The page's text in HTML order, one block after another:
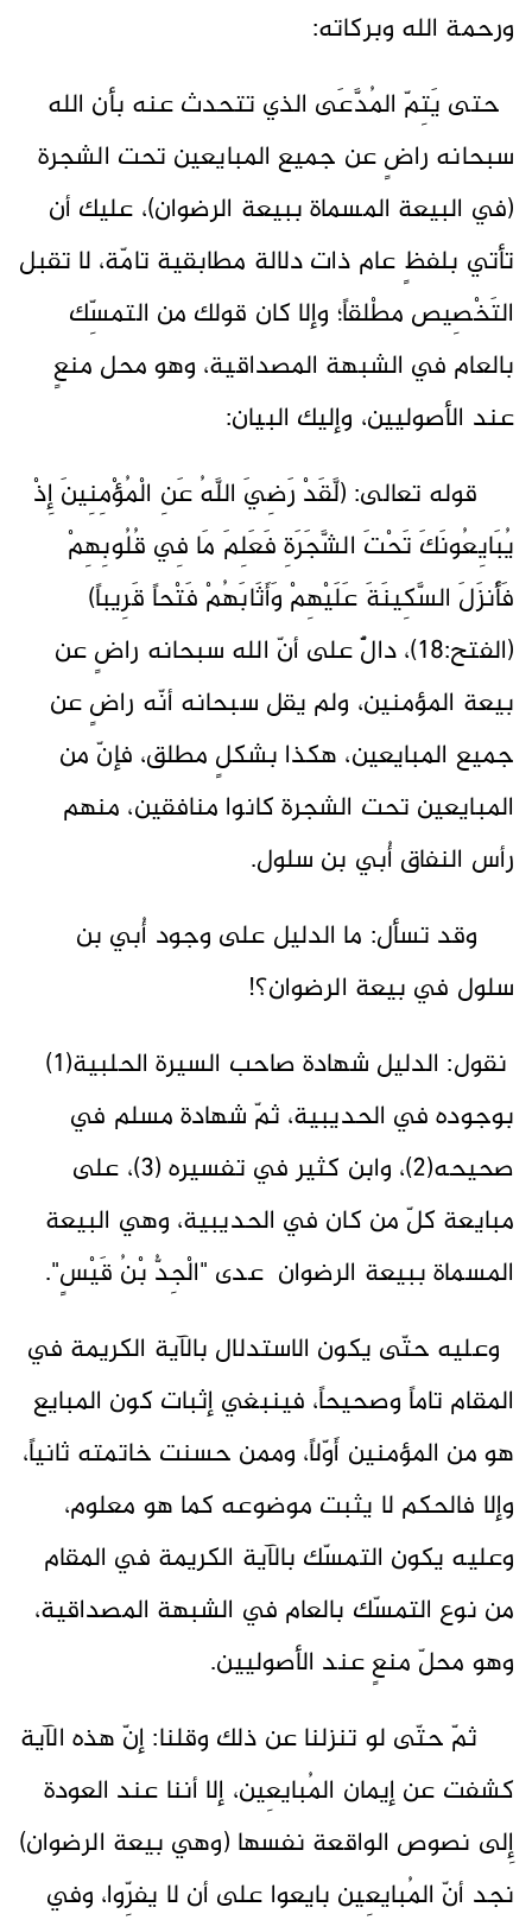
ورحمة الله وبركاته:
حتى يَتِمّ المُدَّعَى الذي تتحدث عنه بأن الله
سبحانه راضٍ عن جميع المبايعين تحت الشجرة
(في البيعة المسماة ببيعة الرضوان)، عليك أن
تأتي بلفظٍ عام ذات دلالة مطابقية تامّة، لا تقبل
التَخْصِيص مطْلقاً؛ وإلا كان قولك من التمسِّك
بالعام في الشبهة المصداقية، وهو محل منعٍ
عند الأصوليين، وإليك البيان:
قوله تعالى: (لَّقَدْ رَضِيَ اللَّهُ عَنِ الْمُؤْمِنِينَ إِذْ
يُبَايِعُونَكَ تَحْتَ الشَّجَرَةِ فَعَلِمَ مَا فِي قُلُوبِهِمْ
فَأَنزَلَ السَّكِينَةَ عَلَيْهِمْ وَأَثَابَهُمْ فَتْحاً قَرِيباً)
(الفتح:18)، دالٌّ على أنّ الله سبحانه راضٍ عن
بيعة المؤمنين، ولم يقل سبحانه أنّه راضٍ عن
جميع المبايعين، هكذا بشكلٍ مطلق، فإنّ من
المبايعين تحت الشجرة كانوا منافقين، منهم
رأس النفاق أُبي بن سلول.
وقد تسأل: ما الدليل على وجود أُبي بن
سلول في بيعة الرضوان؟!
نقول: الدليل شهادة صاحب السيرة الحلبية(1)
بوجوده في الحديبية، ثمّ شهادة مسلم في
صحيحه(2)، وابن كثير في تفسيره (3)، على
مبايعة كلّ من كان في الحديبية، وهي البيعة
المسماة ببيعة الرضوان عدى "الْجِدُّ بْنُ قَيْسٍ".
وعليه حتّى يكون الاستدلال بالآية الكريمة في
المقام تاماً وصحيحاً، فينبغي إثبات كون المبايع
هو من المؤمنين أَوّلاً، وممن حسنت خاتمته ثانياً،
وإلا فالحكم لا يثبت موضوعه كما هو معلوم،
وعليه يكون التمسّك بالآية الكريمة في المقام
من نوع التمسّك بالعام في الشبهة المصداقية،
وهو محلّ منعٍ عند الأصوليين.
ثمّ حتّى لو تنزلنا عن ذلك وقلنا: إنّ هذه الآية
كشفت عن إيمان المُبايعِين، إلا أننا عند العودة
إِلى نصوص الواقعة نفسها (وهي بيعة الرضوان)
نجد أنّ المُبايعِين بايعوا على أن لا يفرِّوا، وفي